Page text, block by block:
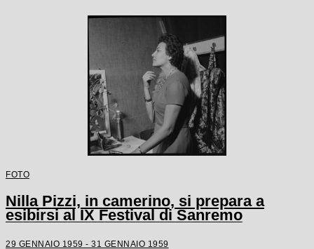
FOTO
Nilla Pizzi, in camerino, si prepara a
esibirsi al IX Festival di Sanremo
29 GENNAIO 1959 - 31 GENNAIO 1959